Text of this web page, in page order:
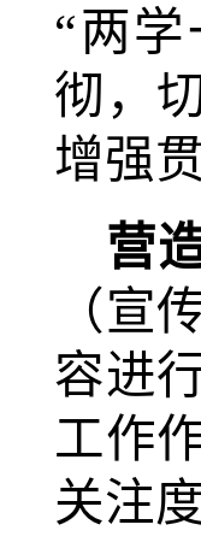
“两
彻，
增强
营
（宣
容进
工作
关注